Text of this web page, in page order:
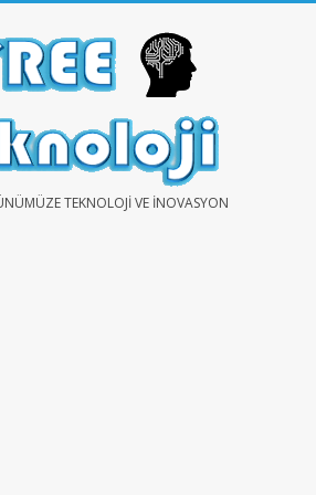
TEKNOLOJI VE İNOVASYON